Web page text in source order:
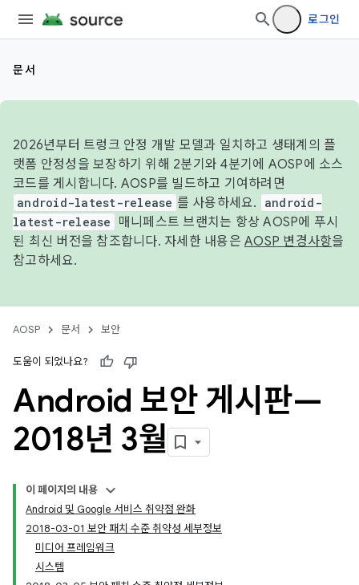
로그인
문서
2026년부터 트렁크 안정 개발 모델과 일치하고 생태계의 플
랫폼 안정성을 보장하기 위해 2분기와 4분기에 AOSP에 소스
코드를 게시합니다. AOSP를 빌드하고 기여하려면
android-latest-release 를 사용하세요.
android-
latest-release
매니페스트 브랜치는 항상 AOSP에 푸시
된 최신 버전을 참조합니다. 자세한 내용은 AOSP 변경사항을
참고하세요.
AOSP 문서 보안
도움이 되었나요?
Android 보안 게시판—
2018년 3월
이 페이지의 내용
Android 및 Google 서비스 취약점 완화
2018-03-01 보안 패치 수준 취약성 세부정보
미디어 프레임워크
시스템